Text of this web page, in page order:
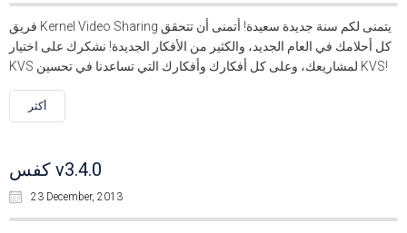
فريق Kernel Video Sharing يتمنى لكم سنة جديدة سعيدة! أتمنى أن تتحقق
كل أحلامك في العام الجديد، والكثير من الأفكار الجديدة! نشكرك على اختيار
KVS لمشاريعك، وعلى كل أفكارك وأفكارك التي تساعدنا في تحسين KVS!
أكثر
كفس v3.4.0
23 December, 2013